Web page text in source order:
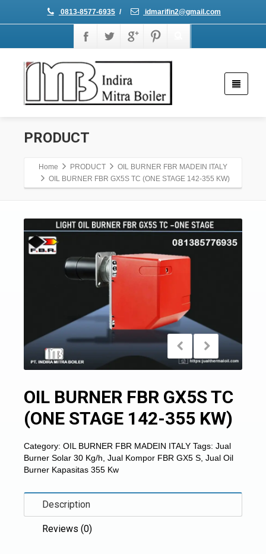
0813-8577-6935 / idmarifin2@gmail.com
PRODUCT
Home PRODUCT
OIL BURNER FBR MADEIN ITALY
OIL BURNER FBR GX5S TC (ONE STAGE 142-355 KW)
OIL BURNER FBR GX5S TC
(ONE STAGE 142-355 KW)
Category: OIL BURNER FBR MADEIN ITALY Tags: Jual
Burner Solar 30 Kg/h Jual Kompor FBR GX5 S Jual Oil
Burner Kapasitas 355 Kw
Description
Reviews (0)